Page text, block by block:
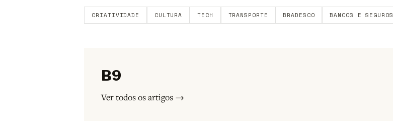
CRIATIVIDADE CULTURA TECH TRANSPORTE BRADESCO BANCOS E SEGUROS
B9
Ver todos os artigos →